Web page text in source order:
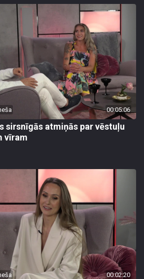
00:05:06
sirsnīgās atmiņās par vēstuļu
vīram
00:02:20